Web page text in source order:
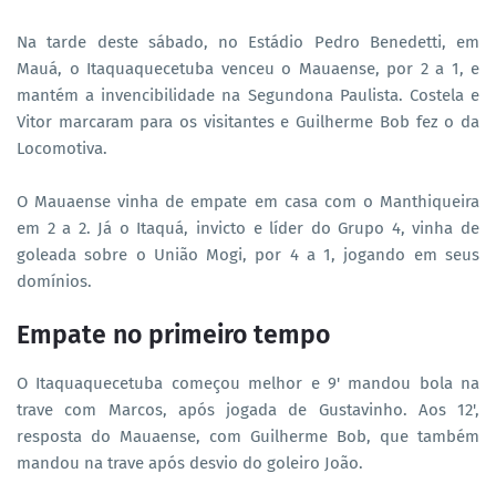
Na tarde deste sábado, no Estádio Pedro Benedetti, em
Mauá, o Itaquaquecetuba venceu o Mauaense, por 2 a 1, e
mantém a invencibilidade na Segundona Paulista. Costela e
Vitor marcaram para os visitantes e Guilherme Bob fez o da
Locomotiva.
O Mauaense vinha de empate em casa com o Manthiqueira
em 2 a 2. Já o Itaquá, invicto e líder do Grupo 4, vinha de
goleada sobre o União Mogi, por 4 a 1, jogando em seus
domínios.
Empate no primeiro tempo
O Itaquaquecetuba começou melhor e 9' mandou bola na
trave com Marcos, após jogada de Gustavinho. Aos 12',
resposta do Mauaense, com Guilherme Bob, que também
mandou na trave após desvio do goleiro João.